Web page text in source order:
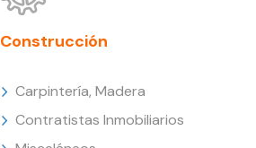
Construcción
Carpintería, Madera
Contratistas Inmobiliarios